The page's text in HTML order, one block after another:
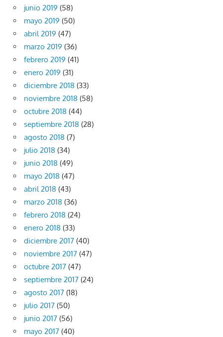
junio 2019 (58)
mayo 2019 (50)
abril 2019 (47)
marzo 2019 (36)
febrero 2019 (41)
enero 2019 (31)
diciembre 2018 (33)
noviembre 2018 (58)
octubre 2018 (44)
septiembre 2018 (28)
agosto 2018 (7)
julio 2018 (34)
junio 2018 (49)
mayo 2018 (47)
abril 2018 (43)
marzo 2018 (36)
febrero 2018 (24)
enero 2018 (33)
diciembre 2017 (40)
noviembre 2017 (47)
octubre 2017 (47)
septiembre 2017 (24)
agosto 2017 (18)
julio 2017 (50)
junio 2017 (56)
mayo 2017 (40)